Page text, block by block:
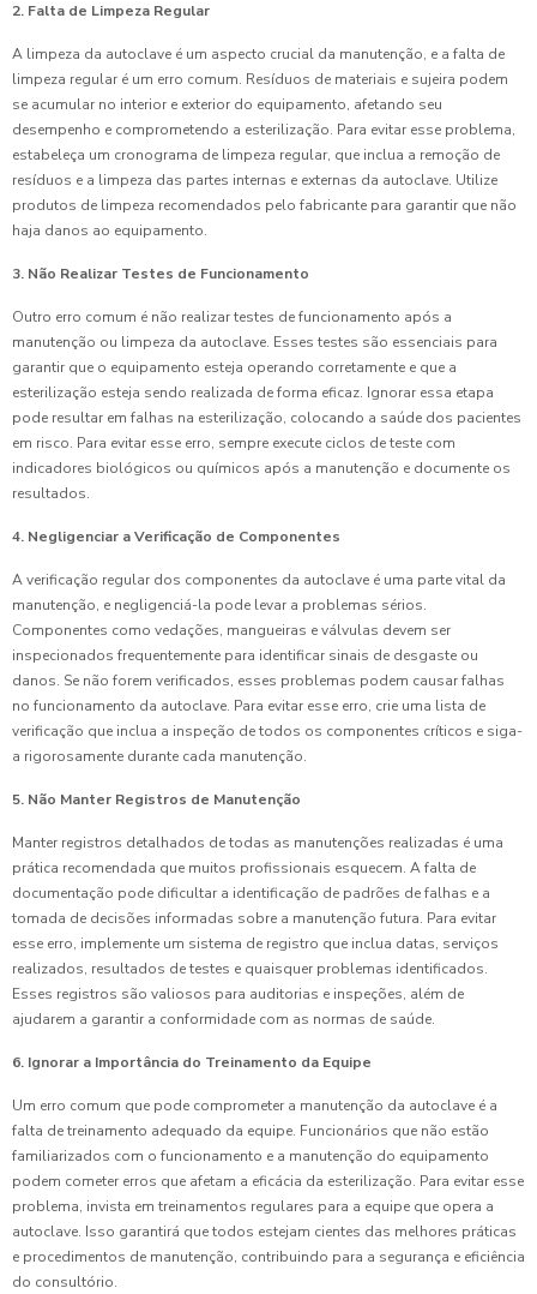
2. Falta de Limpeza Regular
A limpeza da autoclave é um aspecto crucial da manutenção, e a falta de
limpeza regular é um erro comum. Resíduos de materiais e sujeira podem
se acumular no interior e exterior do equipamento, afetando seu
desempenho e comprometendo a esterilização. Para evitar esse problema,
estabeleça um cronograma de limpeza regular, que inclua a remoção de
resíduos e a limpeza das partes internas e externas da autoclave. Utilize
produtos de limpeza recomendados pelo fabricante para garantir que não
haja danos ao equipamento.
3. Não Realizar Testes de Funcionamento
Outro erro comum é não realizar testes de funcionamento após a
manutenção ou limpeza da autoclave. Esses testes são essenciais para
garantir que o equipamento esteja operando corretamente e que a
esterilização esteja sendo realizada de forma eficaz. Ignorar essa etapa
pode resultar em falhas na esterilização, colocando a saúde dos pacientes
em risco. Para evitar esse erro, sempre execute ciclos de teste com
indicadores biológicos ou químicos após a manutenção e documente os
resultados.
4. Negligenciar a Verificação de Componentes
A verificação regular dos componentes da autoclave é uma parte vital da
manutenção, e negligenciá-la pode levar a problemas sérios.
Componentes como vedações, mangueiras e válvulas devem ser
inspecionados frequentemente para identificar sinais de desgaste ou
danos. Se não forem verificados, esses problemas podem causar falhas
no funcionamento da autoclave. Para evitar esse erro, crie uma lista de
verificação que inclua a inspeção de todos os componentes críticos e siga-
a rigorosamente durante cada manutenção.
5. Não Manter Registros de Manutenção
Manter registros detalhados de todas as manutenções realizadas é uma
prática recomendada que muitos profissionais esquecem. A falta de
documentação pode dificultar a identificação de padrões de falhas e a
tomada de decisões informadas sobre a manutenção futura. Para evitar
esse erro, implemente um sistema de registro que inclua datas, serviços
realizados, resultados de testes e quaisquer problemas identificados.
Esses registros são valiosos para auditorias e inspeções, além de
ajudarem a garantir a conformidade com as normas de saúde.
6. Ignorar a Importância do Treinamento da Equipe
Um erro comum que pode comprometer a manutenção da autoclave é a
falta de treinamento adequado da equipe. Funcionários que não estão
familiarizados com o funcionamento e a manutenção do equipamento
podem cometer erros que afetam a eficácia da esterilização. Para evitar esse
problema, invista em treinamentos regulares para a equipe que opera a
autoclave. Isso garantirá que todos estejam cientes das melhores práticas
e procedimentos de manutenção, contribuindo para a segurança e eficiência
do consultório.